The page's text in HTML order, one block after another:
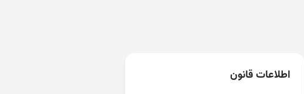
اطلاعات قانون